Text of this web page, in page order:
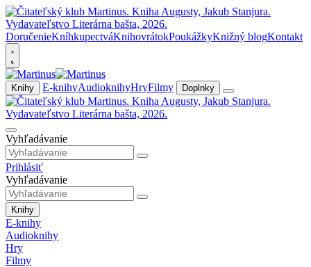
DoručenieKníhkupectváKnihovrátokPoukážkyKnižný blogKontakt
Knihy E-knihyAudioknihyHryFilmy Doplnky
Vyhľadávanie
Prihlásiť
Vyhľadávanie
Knihy
E-knihy
Audioknihy
Hry
Filmy